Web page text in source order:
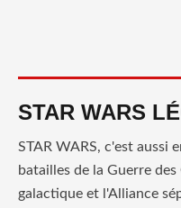
STAR WARS
STAR WARS, c'est aussi
batailles de la Guerre
galactique et l'Alliance